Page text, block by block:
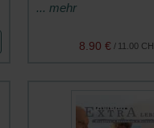
... mehr
11.00
/
8.90 €